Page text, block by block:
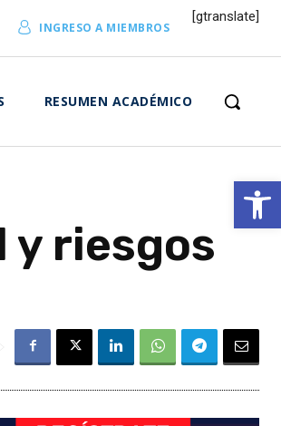
Abrir
INGRESO A MIEMBROS
[gtranslate]
RESUMEN ACADÉMICO
y riesgos